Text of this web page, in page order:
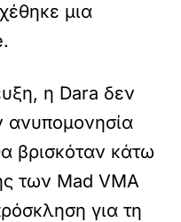
μια
η Dara δεν
ανυπομονησία
βρισκόταν κάτω
των Mad VMA
για τη